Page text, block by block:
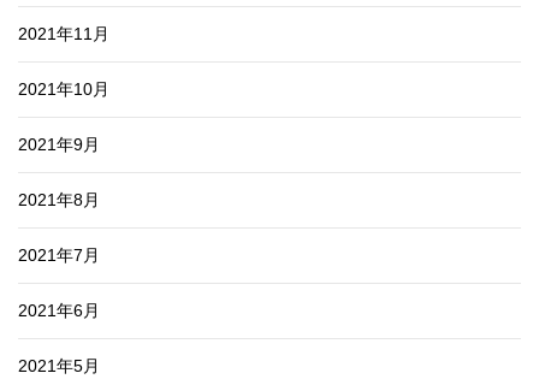
2021年11月
2021年10月
2021年9月
2021年8月
2021年7月
2021年6月
2021年5月